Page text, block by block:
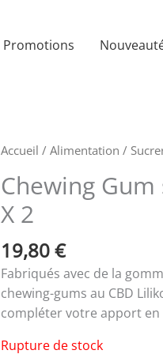
Promotions
Accueil / Alimentation /
Chewing
X 2
19,80€
Fabriqués avec de la
chewing-gums au CBD
compléter votre apport en
Rupture de stock